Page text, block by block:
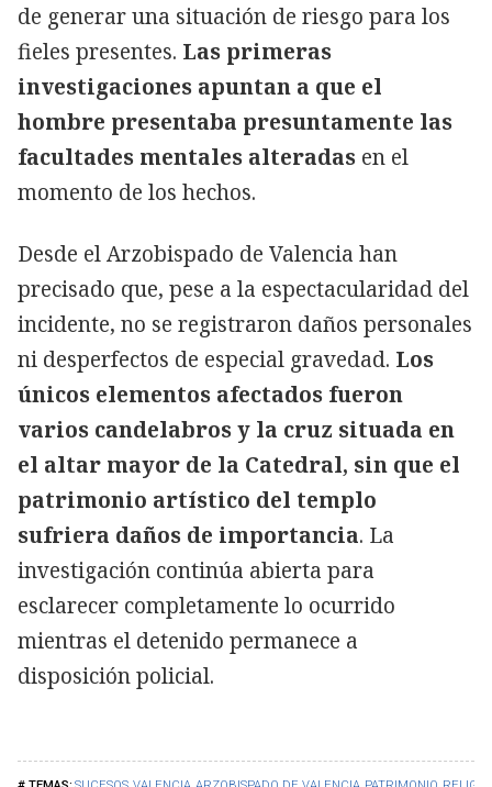
de generar una situación de riesgo para los
fieles presentes. Las primeras
investigaciones apuntan a que el
hombre presentaba presuntamente las
facultades mentales alteradas en el
momento de los hechos.
Desde el Arzobispado de Valencia han
precisado que, pese a la espectacularidad del
incidente, no se registraron daños personales
ni desperfectos de especial gravedad. Los
únicos elementos afectados fueron
varios candelabros y la cruz situada en
el altar mayor de la Catedral, sin que el
patrimonio artístico del templo
sufriera daños de importancia. La
investigación continúa abierta para
esclarecer completamente lo ocurrido
mientras el detenido permanece a
disposición policial.